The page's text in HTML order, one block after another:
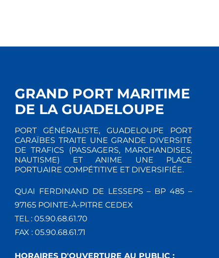
GRAND PORT MARITIME
DE LA GUADELOUPE
PORT GÉNÉRALISTE, GUADELOUPE PORT
CARAÏBES TRAITE UNE GRANDE DIVERSITÉ
DE TRAFICS (PASSAGERS, MARCHANDISES,
NAUTISME) ET ANIME UNE PLACE
PORTUAIRE COMPÉTITIVE ET DIVERSIFIÉE.
QUAI FERDINAND DE LESSEPS – BP 485 –
97165 POINTE-À-PITRE CEDEX
TEL : 05.90.68.61.70
FAX : 05.90.68.61.71
HORAIRES D'OUVERTURE AU PUBLIC :